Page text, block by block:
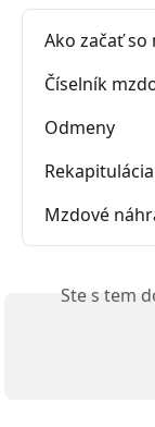
Ako začať so
Číselník
Odmeny
Mzdové
Ste s tem